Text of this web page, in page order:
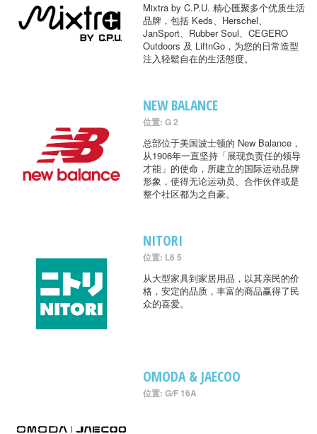
Mixtra by C.P.U. 精心匯聚多个优质生活
品牌，包括 Keds、Herschel、
JanSport、Rubber Soul、CEGERO
Outdoors 及 LiftnGo，为您的日常造型
注入轻鬆自在的生活態度。
NEW BALANCE
位置: G 2
总部位于美国波士顿的 New Balance，
从1906年一直坚持「展现负责任的领导
才能」的使命，所建立的国际运动品牌
形象，使得无论运动员、合作伙伴或是
整个社区都为之自豪。
NITORI
位置: L6 5
从大型家具到家居用品，以其亲民的价
格，安定的品质，丰富的商品赢得了民
众的喜爱。
OMODA & JAECOO
位置: G/F 16A